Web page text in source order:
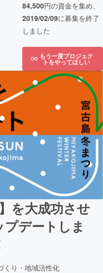
84,500円の資金を集め、
2019/02/09に募集を終了
しました
もう一度プロジェク
トをやってほしい
を大成功させ
デートしま
くり・地域活性化